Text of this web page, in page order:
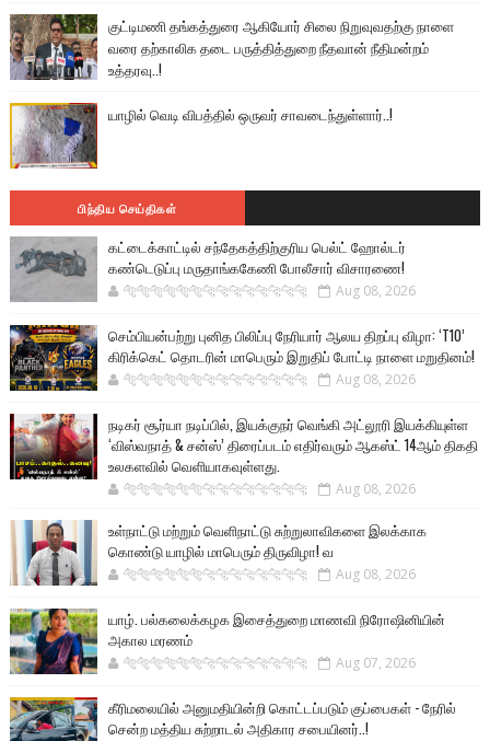
குட்டிமணி தங்கத்துரை ஆகியோர் சிலை நிறுவுவதற்கு நாளை
வரை தற்காலிக தடை பருத்தித்துறை நீதவான் நீதிமன்றம்
உத்தரவு..!
யாழில் வெடி விபத்தில் ஒருவர் சாவடைந்துள்ளார்..!
பிந்திய செய்திகள்
கட்டைக்காட்டில் சந்தேகத்திற்குரிய பெல்ட் ஹோல்டர்
கண்டெடுப்பு மருதாங்ககேணி போலீசார் விசாரணை!
🐅🐅🐅🐅🐅🐅🐆🐆🐆🐆🐆🐆🐆🐆 Aug 08, 2026
செம்பியன்பற்று புனித பிலிப்பு நேரியார் ஆலய திறப்பு விழா: ‘T10’
கிரிக்கெட் தொடரின் மாபெரும் இறுதிப் போட்டி நாளை மறுதினம்!
🐅🐅🐅🐅🐅🐅🐆🐆🐆🐆🐆🐆🐆🐆 Aug 08, 2026
நடிகர் சூர்யா நடிப்பில், இயக்குநர் வெங்கி அட்லூரி இயக்கியுள்ள
‘விஸ்வநாத் & சன்ஸ்’ திரைப்படம் எதிர்வரும் ஆகஸ்ட் 14ஆம் திகதி
உலகளவில் வெளியாகவுள்ளது.
🐅🐅🐅🐅🐅🐅🐆🐆🐆🐆🐆🐆🐆🐆 Aug 08, 2026
உள்நாட்டு மற்றும் வெளிநாட்டு சுற்றுலாவிகளை இலக்காக
கொண்டு யாழில் மாபெரும் திருவிழா! வ
🐅🐅🐅🐅🐅🐅🐆🐆🐆🐆🐆🐆🐆🐆 Aug 08, 2026
யாழ். பல்கலைக்கழக இசைத்துறை மாணவி நிரோஷினியின்
அகால மரணம்
🐅🐅🐅🐅🐅🐅🐆🐆🐆🐆🐆🐆🐆🐆 Aug 07, 2026
கீரிமலையில் அனுமதியின்றி கொட்டப்படும் குப்பைகள் - நேரில்
சென்ற மத்திய சுற்றாடல் அதிகார சபையினர்..!